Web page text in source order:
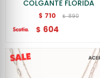
COLGANTE FLORIDA
$ 710 $ 890
$ 604